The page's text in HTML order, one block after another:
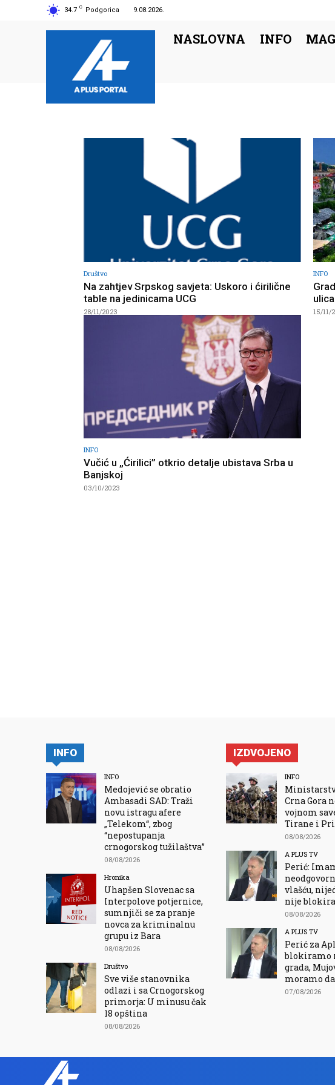
34.7 C Podgorica 9.08.2026.
NASLOVNA INFO
Društvo
Na zahtjev Srpskog savjeta: Uskoro i ćirilične
table na jedinicama UCG
28/11/2023
INFO
15/11/
INFO
Vučić u „Ćirilici” otkrio detalje ubistava Srba u
Banjskoj
03/10/2023
INFO
INFO
Medojević se obratio
Ambasadi SAD: Traži
novu istragu afere
„Telekom“, zbog
“nepostupanja
crnogorskog tužilaštva”
08/08/2026
Hronika
Uhapšen Slovenac sa
Interpolove potjernice,
sumnjiči se za pranje
novca za kriminalnu
grupu iz Bara
08/08/2026
Društvo
Sve više stanovnika
odlazi i sa Crnogorskog
primorja: U minusu čak
18 opština
08/08/2026
IZDVOJENO
INFO
Crna Gora
vojnom
Tirane i
08/08/2026
A PLUS TV
Perić:
vlašću,
nije
08/08/2026
A PLUS TV
Perić za
blokiramo
grada,
moramo
07/08/2026